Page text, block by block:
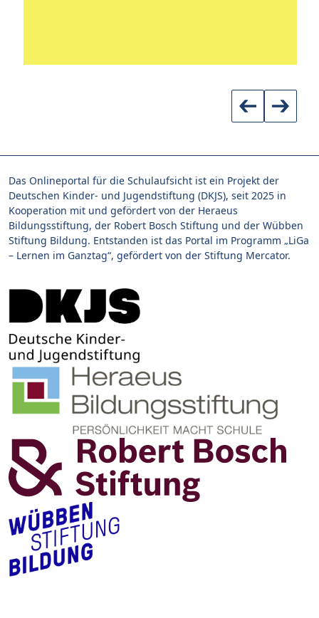
Das Onlineportal für die Schulaufsicht ist ein Projekt der
Deutschen Kinder- und Jugendstiftung (DKJS), seit 2025 in
Kooperation mit und gefördert von der Heraeus
Bildungsstiftung, der Robert Bosch Stiftung und der Wübben
Stiftung Bildung. Entstanden ist das Portal im Programm „LiGa
– Lernen im Ganztag“, gefördert von der Stiftung Mercator.